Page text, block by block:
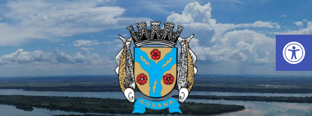
Barra de Ferramentas Aberta
Ir
para
conteúdo
Pular
para
navegação
principal
Pular
para
rodapé